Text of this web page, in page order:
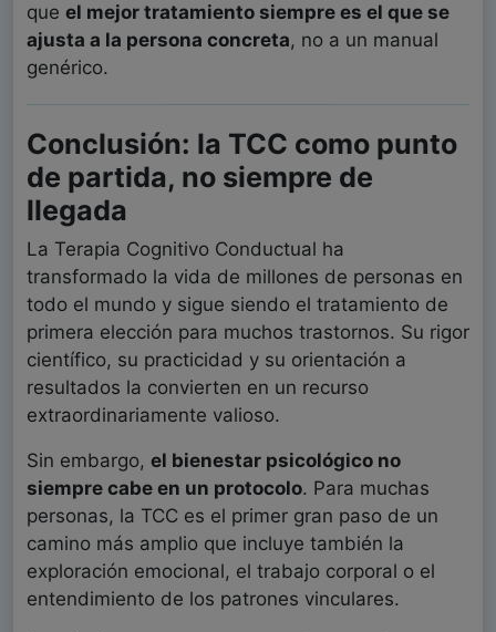
que el mejor tratamiento siempre es el que se
ajusta a la persona concreta, no a un manual
genérico.
Conclusión: la TCC como punto
de partida, no siempre de
llegada
La Terapia Cognitivo Conductual ha
transformado la vida de millones de personas en
todo el mundo y sigue siendo el tratamiento de
primera elección para muchos trastornos. Su rigor
científico, su practicidad y su orientación a
resultados la convierten en un recurso
extraordinariamente valioso.
Sin embargo, el bienestar psicológico no
siempre cabe en un protocolo. Para muchas
personas, la TCC es el primer gran paso de un
camino más amplio que incluye también la
exploración emocional, el trabajo corporal o el
entendimiento de los patrones vinculares.